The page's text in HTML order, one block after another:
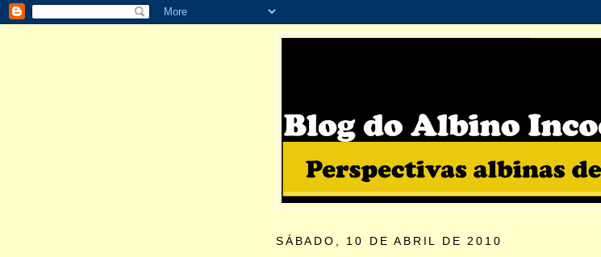
SÁBADO, 10 DE ABRIL DE 2010